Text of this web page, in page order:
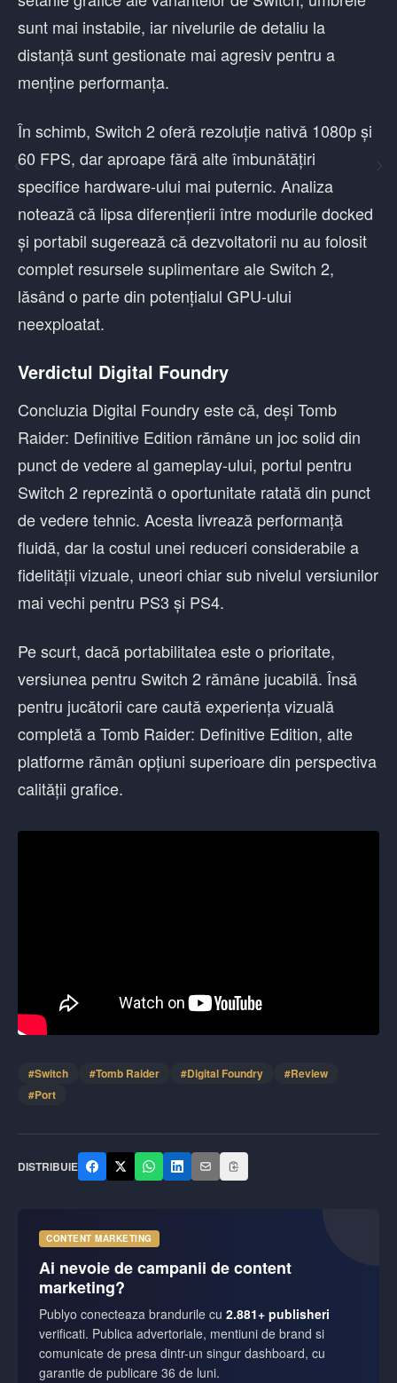
sunt mai instabile, iar nivelurile de detaliu la
distanță sunt gestionate mai agresiv pentru a
menține performanța.
În schimb, Switch 2 oferă rezoluție nativă 1080p și
60 FPS, dar aproape fără alte îmbunătățiri
specifice hardware-ului mai puternic. Analiza
notează că lipsa diferențierii între modurile docked
și portabil sugerează că dezvoltatorii nu au folosit
complet resursele suplimentare ale Switch 2,
lăsând o parte din potențialul GPU-ului
neexploatat.
Verdictul Digital Foundry
Concluzia Digital Foundry este că, deși Tomb
Raider: Definitive Edition rămâne un joc solid din
punct de vedere al gameplay-ului, portul pentru
Switch 2 reprezintă o oportunitate ratată din punct
de vedere tehnic. Acesta livrează performanță
fluidă, dar la costul unei reduceri considerabile a
fidelității vizuale, uneori chiar sub nivelul versiunilor
mai vechi pentru PS3 și PS4.
Pe scurt, dacă portabilitatea este o prioritate,
versiunea pentru Switch 2 rămâne jucabilă. Însă
pentru jucătorii care caută experiența vizuală
completă a Tomb Raider: Definitive Edition, alte
platforme rămân opțiuni superioare din perspectiva
calității grafice.
#Switch #Tomb Raider #Digital Foundry #Review
#Port
DISTRIBUIE
CONTENT MARKETING
Ai nevoie de campanii de content
marketing?
Publyo conecteaza brandurile cu 2.881+ publisheri
verificati. Publica advertoriale, mentiuni de brand si
comunicate de presa dintr-un singur dashboard, cu
garantie de publicare 36 de luni.